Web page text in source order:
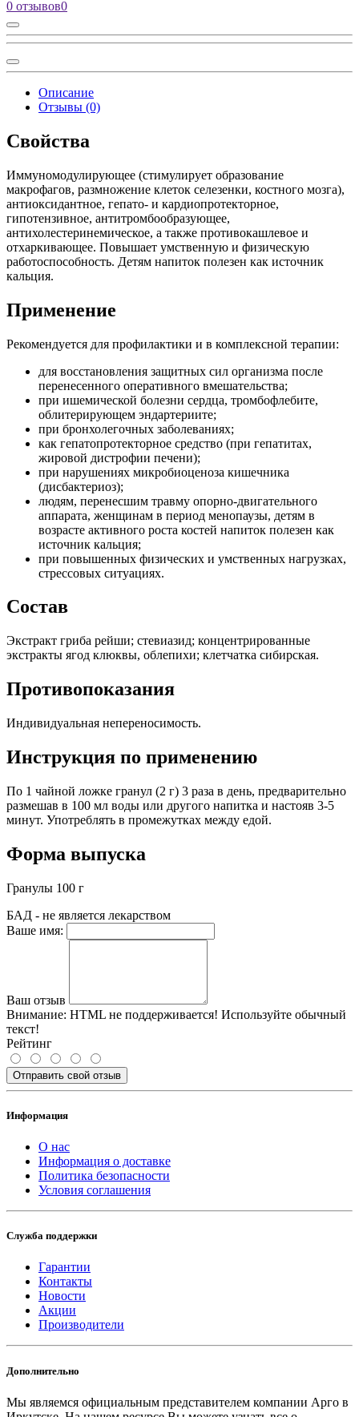
0 отзывов0
Описание
Отзывы (0)
Свойства
Иммуномодулирующее (стимулирует образование
макрофагов, размножение клеток селезенки, костного мозга),
антиоксидантное, гепато- и кардиопротекторное,
гипотензивное, антитромбообразующее,
антихолестеринемическое, а также противокашлевое и
отхаркивающее. Повышает умственную и физическую
работоспособность. Детям напиток полезен как источник
кальция.
Применение
Рекомендуется для профилактики и в комплексной терапии:
для восстановления защитных сил организма после
перенесенного оперативного вмешательства;
при ишемической болезни сердца, тромбофлебите,
облитерирующем эндартериите;
при бронхолегочных заболеваниях;
как гепатопротекторное средство (при гепатитах,
жировой дистрофии печени);
при нарушениях микробиоценоза кишечника
(дисбактериоз);
людям, перенесшим травму опорно-двигательного
аппарата, женщинам в период менопаузы, детям в
возрасте активного роста костей напиток полезен как
источник кальция;
при повышенных физических и умственных нагрузках,
стрессовых ситуациях.
Состав
Экстракт гриба рейши; стевиазид; концентрированные
экстракты ягод клюквы, облепихи; клетчатка сибирская.
Противопоказания
Индивидуальная непереносимость.
Инструкция по применению
По 1 чайной ложке гранул (2 г) 3 раза в день, предварительно
размешав в 100 мл воды или другого напитка и настояв 3-5
минут. Употреблять в промежутках между едой.
Форма выпуска
Гранулы 100 г
БАД - не является лекарством
Ваше имя:
Ваш отзыв
Внимание: HTML не поддерживается! Используйте обычный
текст!
Рейтинг
Отправить свой отзыв
Информация
О нас
Информация о доставке
Политика безопасности
Условия соглашения
Служба поддержки
Гарантии
Контакты
Новости
Акции
Производители
Дополнительно
Мы являемся официальным представителем компании Арго в